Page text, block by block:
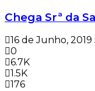
Chega Srª da
16 de Junho, 2019
0
6.7K
1.5K
176